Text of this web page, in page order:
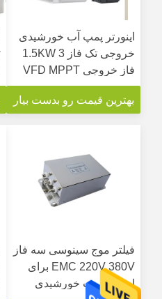
اینورتر پمپ آب خورشیدی
خروجی تک فاز 1.5KW 3
فاز خروجی VFD MPPT
بهترین قیمت رو بدست بیار
فیلتر موج سینوسی سه فاز
EMC 220V 380V برای
اینورتر پمپ خورشیدی